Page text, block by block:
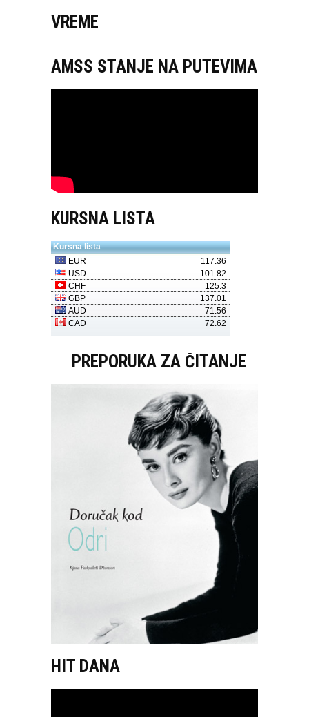
VREME
AMSS STANJE NA PUTEVIMA
KURSNA LISTA
PREPORUKA ZA ČITANJE
HIT DANA